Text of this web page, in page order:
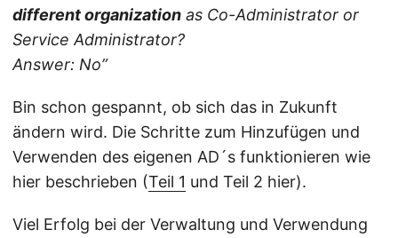
different organization as Co-Administrator or
Service Administrator?
Answer: No”
Bin schon gespannt, ob sich das in Zukunft
ändern wird. Die Schritte zum Hinzufügen und
Verwenden des eigenen AD´s funktionieren wie
hier beschrieben (Teil 1 und Teil 2 hier).
Viel Erfolg bei der Verwaltung und Verwendung